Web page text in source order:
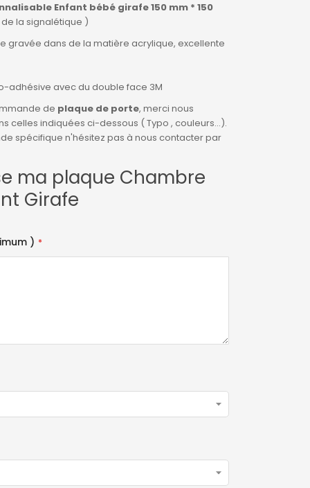
Enfant bébé girafe 150 mm * 150
la signalétique )
gravée dans de la matière acrylique, excellente
adhésive avec du double face 3M
de plaque de porte, merci nous
celles indiquées ci-dessous ( Typo , couleurs...).
spécifique n'hésitez pas à nous contacter par
ma plaque Chambre
Girafe
)